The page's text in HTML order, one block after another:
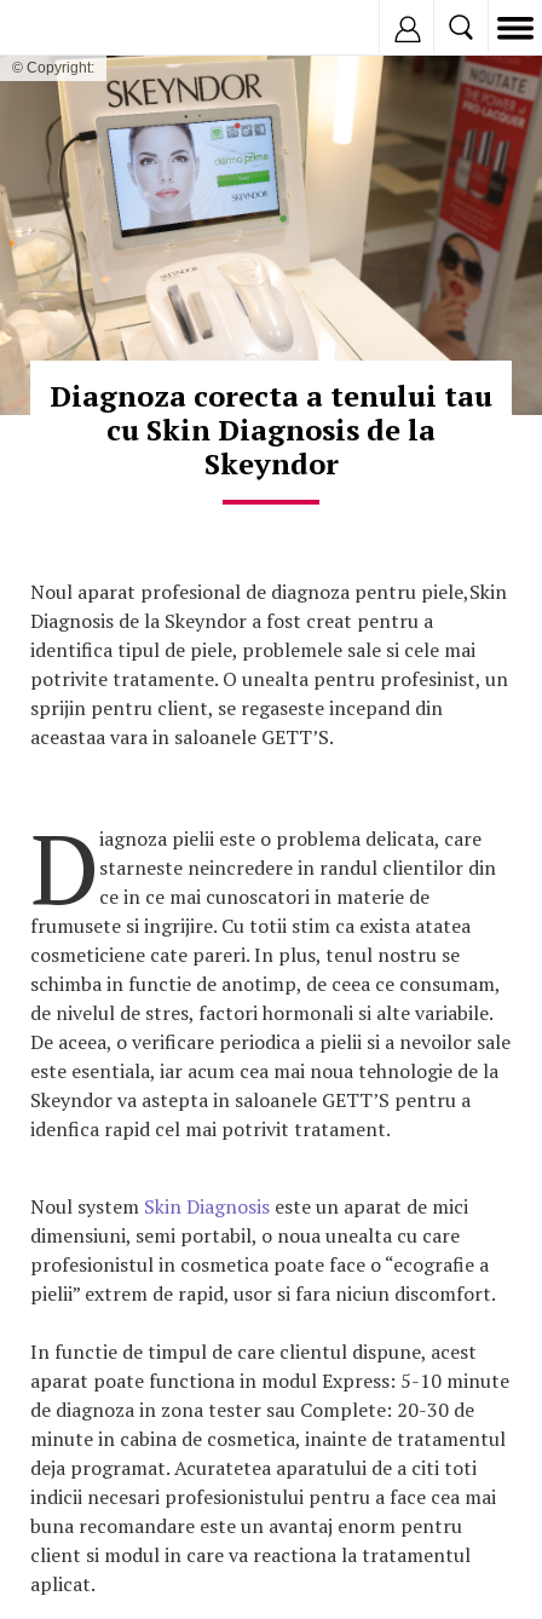
© Copyright:
Diagnoza corecta a tenului tau
cu Skin Diagnosis de la
Skeyndor
Noul aparat profesional de diagnoza pentru piele,Skin
Diagnosis de la Skeyndor a fost creat pentru a
identifica tipul de piele, problemele sale si cele mai
potrivite tratamente. O unealta pentru profesinist, un
sprijin pentru client, se regaseste incepand din
aceastaa vara in saloanele GETT’S.
Diagnoza pielii este o problema delicata, care
starneste neincredere in randul clientilor din
ce in ce mai cunoscatori in materie de
frumusete si ingrijire. Cu totii stim ca exista atatea
cosmeticiene cate pareri. In plus, tenul nostru se
schimba in functie de anotimp, de ceea ce consumam,
de nivelul de stres, factori hormonali si alte variabile.
De aceea, o verificare periodica a pielii si a nevoilor sale
este esentiala, iar acum cea mai noua tehnologie de la
Skeyndor va astepta in saloanele GETT’S pentru a
idenfica rapid cel mai potrivit tratament.
Noul system Skin Diagnosis este un aparat de mici
dimensiuni, semi portabil, o noua unealta cu care
profesionistul in cosmetica poate face o “ecografie a
pielii” extrem de rapid, usor si fara niciun discomfort.
In functie de timpul de care clientul dispune, acest
aparat poate functiona in modul Express: 5-10 minute
de diagnoza in zona tester sau Complete: 20-30 de
minute in cabina de cosmetica, inainte de tratamentul
deja programat. Acuratetea aparatului de a citi toti
indicii necesari profesionistului pentru a face cea mai
buna recomandare este un avantaj enorm pentru
client si modul in care va reactiona la tratamentul
aplicat.